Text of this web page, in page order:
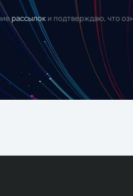
рассылок и подтверждаю, что